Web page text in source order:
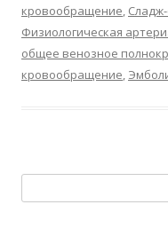
кровообращение,
Физиологическая
общее венозное
кровообращение,